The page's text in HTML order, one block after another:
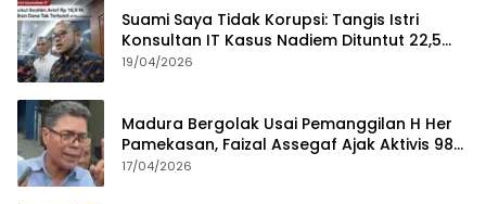
Suami Saya Tidak Korupsi: Tangis Istri
Konsultan IT Kasus Nadiem Dituntut 22,5
Tahun
19/04/2026
Madura Bergolak Usai Pemanggilan H Her
Pamekasan, Faizal Assegaf Ajak Aktivis 98
Bongkar Permainan KPK
17/04/2026